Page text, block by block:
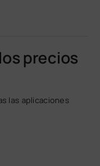
precios
las aplicaciones